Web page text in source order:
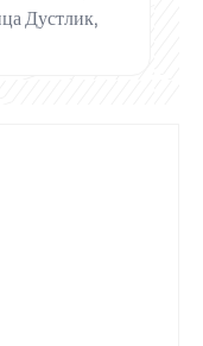
Дустлик,